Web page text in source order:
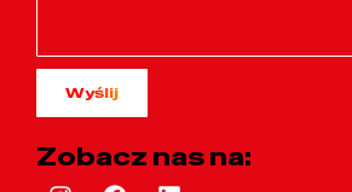
Wyślij
Zobacz nas na: